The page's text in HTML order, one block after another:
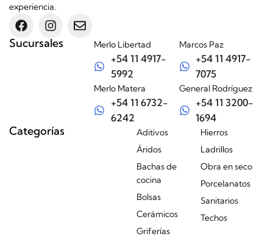
experiencia.
Sucursales Merlo Libertad
+54 11 4917-
5992
Merlo Matera
+54 11 6732-
6242
Marcos Paz
+54 11 4917-
7075
General Rodríguez
+54 11 3200-
1694
Categorías
Aditivos
Áridos
Bachas de
cocina
Bolsas
Cerámicos
Griferías
Hierros
Ladrillos
Obra en seco
Porcelanatos
Sanitarios
Techos